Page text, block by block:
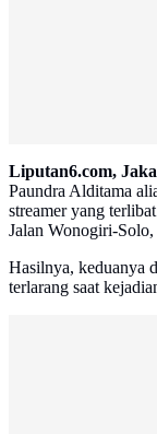
Liputan6.com,
Paundra Alditama
streamer yang terlibat
Jalan Wonogiri-
Hasilnya, keduanya
terlarang saat